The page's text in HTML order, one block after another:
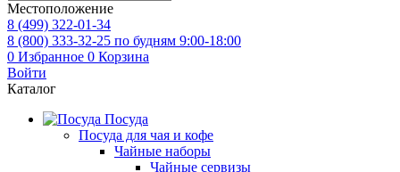
Местоположение
8 (499) 322-01-34
8 (800) 333-32-25 по будням 9:00-18:00
0 Избранное 0 Корзина
Войти
Каталог
Посуда
Посуда для чая и кофе
Чайные наборы
Чайные сервизы